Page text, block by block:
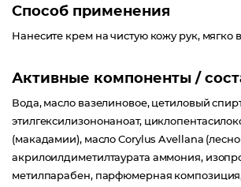
Способ применения
Нанесите крем на чистую кожу рук, мягко
Активные компоненты /
Вода, масло вазелиновое, цетиловый
этилгексилизононаноат,
(макадамии), масло Corylus Avellana
акрилоилдиметилтаурата аммония,
метилпарабен, парфюмерная